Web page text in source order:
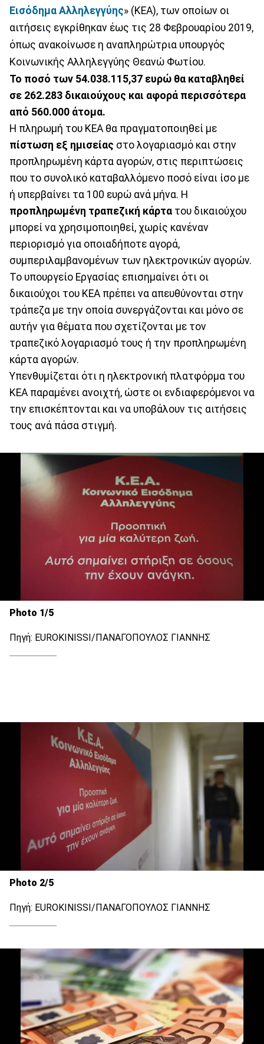
Εισόδημα Αλληλεγγύης» (ΚΕΑ), των οποίων οι
αιτήσεις εγκρίθηκαν έως τις 28 Φεβρουαρίου 2019,
όπως ανακοίνωσε η αναπληρώτρια υπουργός
Κοινωνικής Αλληλεγγύης Θεανώ Φωτίου.
Το ποσό των 54.038.115,37 ευρώ θα καταβληθεί
σε 262.283 δικαιούχους και αφορά περισσότερα
από 560.000 άτομα.
Η πληρωμή του ΚΕΑ θα πραγματοποιηθεί με
πίστωση εξ ημισείας στο λογαριασμό και στην
προπληρωμένη κάρτα αγορών, στις περιπτώσεις
που το συνολικό καταβαλλόμενο ποσό είναι ίσο με
ή υπερβαίνει τα 100 ευρώ ανά μήνα. Η
προπληρωμένη τραπεζική κάρτα του δικαιούχου
μπορεί να χρησιμοποιηθεί, χωρίς κανέναν
περιορισμό για οποιαδήποτε αγορά,
συμπεριλαμβανομένων των ηλεκτρονικών αγορών.
Το υπουργείο Εργασίας επισημαίνει ότι οι
δικαιούχοι του ΚΕΑ πρέπει να απευθύνονται στην
τράπεζα με την οποία συνεργάζονται και μόνο σε
αυτήν για θέματα που σχετίζονται με τον
τραπεζικό λογαριασμό τους ή την προπληρωμένη
κάρτα αγορών.
Υπενθυμίζεται ότι η ηλεκτρονική πλατφόρμα του
ΚΕΑ παραμένει ανοιχτή, ώστε οι ενδιαφερόμενοι να
την επισκέπτονται και να υποβάλουν τις αιτήσεις
τους ανά πάσα στιγμή.
Photo 1/5
Πηγή: EUROKINISSI/ΠΑΝΑΓΟΠΟΥΛΟΣ ΓΙΑΝΝΗΣ
Photo 2/5
Πηγή: EUROKINISSI/ΠΑΝΑΓΟΠΟΥΛΟΣ ΓΙΑΝΝΗΣ